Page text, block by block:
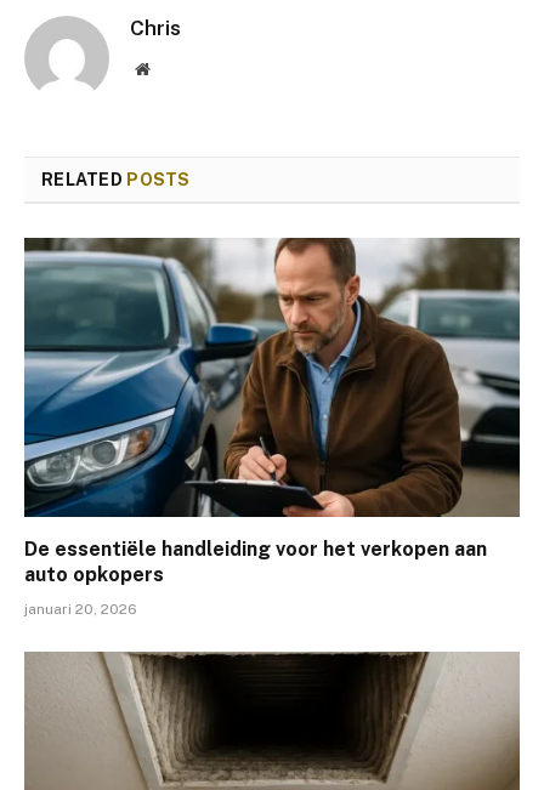
Chris
Website
RELATED POSTS
De essentiële handleiding voor het verkopen aan
auto opkopers
januari 20, 2026